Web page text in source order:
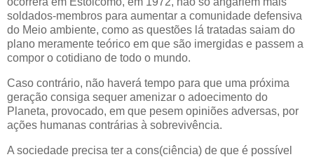
soldados-membros para aumentar a comunidade defensiva
do Meio ambiente, como as questões lá tratadas saiam do
plano meramente teórico em que são imergidas e passem a
compor o cotidiano de todo o mundo.
Caso contrário, não haverá tempo para que uma próxima
geração consiga sequer amenizar o adoecimento do
Planeta, provocado, em que pesem opiniões adversas, por
ações humanas contrárias à sobrevivência.
A sociedade precisa ter a cons(ciência) de que é possível